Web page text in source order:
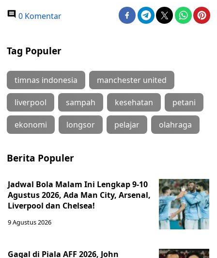
0 Komentar
Tag Populer
timnas indonesia manchester united
liverpool sampah kesehatan petani
ekonomi longsor pelajar olahraga
Berita Populer
Jadwal Bola Malam Ini Lengkap 9-10
Agustus 2026, Ada Man City, Arsenal,
Liverpool dan Chelsea!
9 Agustus 2026
Gagal di Piala AFF 2026, John